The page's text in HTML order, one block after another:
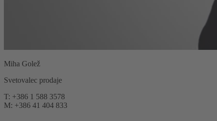
Miha Golež
Svetovalec prodaje
T: +386 1 588 3578
M: +386 41 404 833